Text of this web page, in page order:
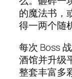
的魔法书，
得一两个随
每次 Boss
酒馆并升级
整套丰富多